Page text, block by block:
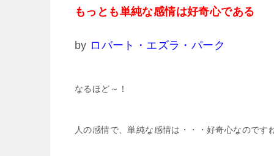
もっとも単純な感情は好奇心である
by ロバート・エズラ・パーク
なるほど～！
人の感情で、単純な感情は・・・好奇心なのです